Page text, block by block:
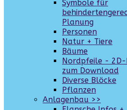
Symbole für
Planung
Personen
Natur + Tiere
Bäume
Nordpfeile - 2D-
zum Download
Diverse Blöcke
Pflanzen
Anlagenbau >>